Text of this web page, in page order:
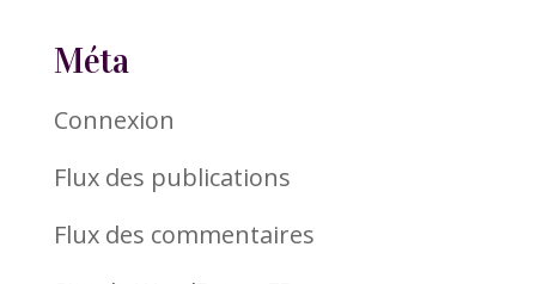
Méta
Connexion
Flux des publications
Flux des commentaires